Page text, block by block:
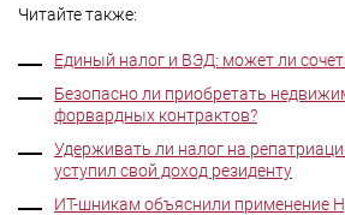
Читайте также:
Единый налог и ВЭД: может ли
Безопасно ли приобретать
форвардных контрактов?
Удерживать ли налог на
уступил свой доход резиденту
ИТ-шникам объяснили применение